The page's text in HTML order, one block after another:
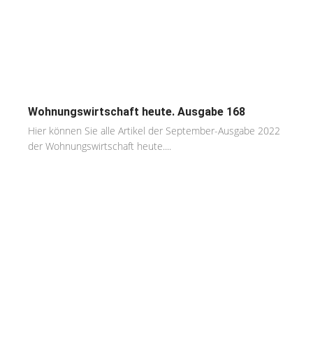
Wohnungswirtschaft heute. Ausgabe 168
Hier können Sie alle Artikel der September-Ausgabe 2022
der Wohnungswirtschaft heute....